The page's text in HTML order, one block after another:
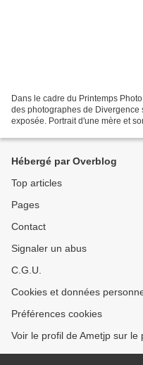
Dans le cadre du Printemps
des photographes de Divergence
exposée. Portrait d'une mère et
Hébergé par Overblog
Top articles
Pages
Contact
Signaler un abus
C.G.U.
Cookies et données
Préférences cookies
Voir le profil de Ametjp sur le